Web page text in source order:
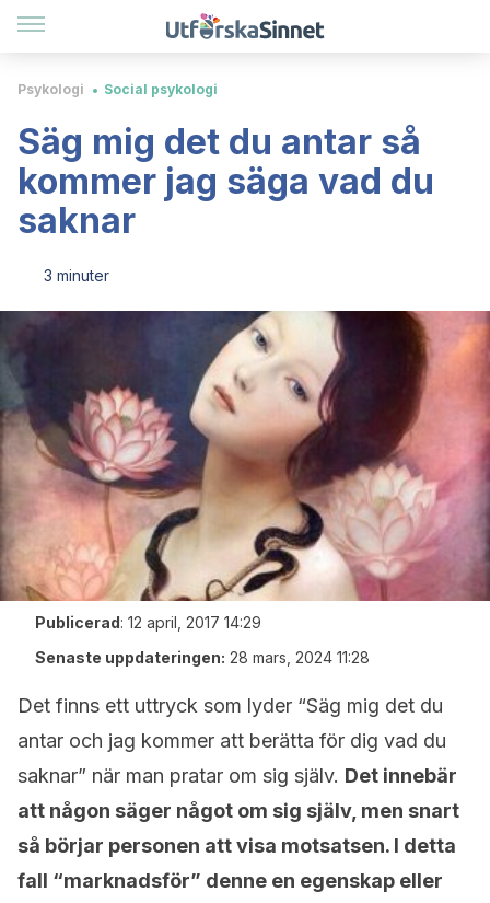
Psykologi Social psykologi
Säg mig det du antar så
kommer jag säga vad du
saknar
3 minuter
Publicerad: 12 april, 2017 14:29
Senaste uppdateringen: 28 mars, 2024 11:28
Det finns ett uttryck som lyder “Säg mig det du
antar och jag kommer att berätta för dig vad du
saknar” när man pratar om sig själv. Det innebär
att någon säger något om sig själv, men snart
så börjar personen att visa motsatsen. I detta
fall “marknadsför” denne en egenskap eller